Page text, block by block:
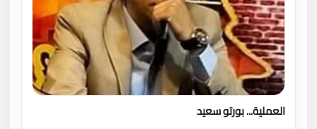
العملية... بورتو سعيد